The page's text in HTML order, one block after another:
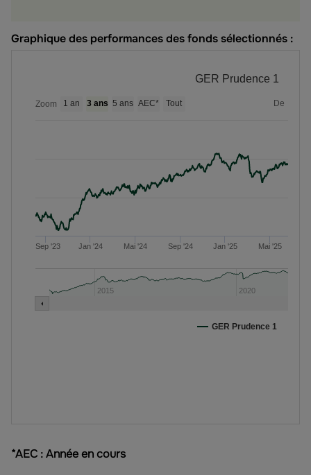
Graphique des performances des fonds sélectionnés :
*AEC : Année en cours